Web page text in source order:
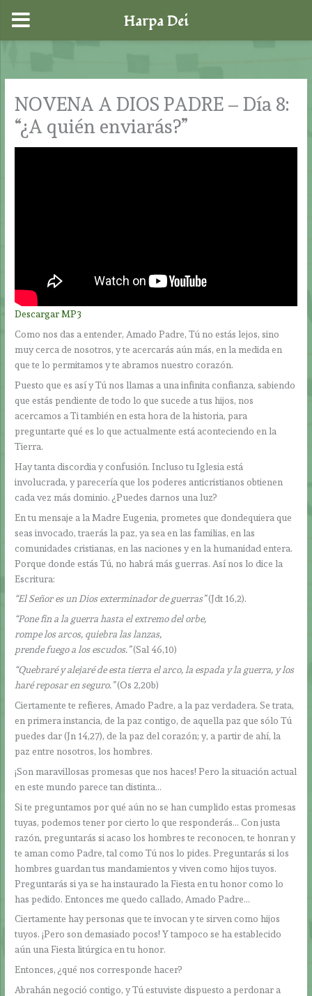
contenido
NOVENA A DIOS PADRE – Día 8:
“¿A quién enviarás?”
Descargar MP3
Como nos das a entender, Amado Padre, Tú no estás lejos, sino
muy cerca de nosotros, y te acercarás aún más, en la medida en
que te lo permitamos y te abramos nuestro corazón.
Puesto que es así y Tú nos llamas a una infinita confianza, sabiendo
que estás pendiente de todo lo que sucede a tus hijos, nos
acercamos a Ti también en esta hora de la historia, para
preguntarte qué es lo que actualmente está aconteciendo en la
Tierra.
Hay tanta discordia y confusión. Incluso tu Iglesia está
involucrada, y parecería que los poderes anticristianos obtienen
cada vez más dominio. ¿Puedes darnos una luz?
En tu mensaje a la Madre Eugenia, prometes que dondequiera que
seas invocado, traerás la paz, ya sea en las familias, en las
comunidades cristianas, en las naciones y en la humanidad entera.
Porque donde estás Tú, no habrá más guerras. Así nos lo dice la
Escritura:
“El Señor es un Dios exterminador de guerras”(Jdt 16,2).
“Pone fin a la guerra hasta el extremo del orbe,
rompe los arcos, quiebra las lanzas,
prende fuego a los escudos.”(Sal 46,10)
“Quebraré y alejaré de esta tierra el arco, la espada y la guerra, y los
haré reposar en seguro.”(Os 2,20b)
Ciertamente te refieres, Amado Padre, a la paz verdadera. Se trata,
en primera instancia, de la paz contigo, de aquella paz que sólo Tú
puedes dar (Jn 14,27), de la paz del corazón; y, a partir de ahí, la
paz entre nosotros, los hombres.
¡Son maravillosas promesas que nos haces! Pero la situación actual
en este mundo parece tan distinta…
Si te preguntamos por qué aún no se han cumplido estas promesas
tuyas, podemos tener por cierto lo que responderás… Con justa
razón, preguntarás si acaso los hombres te reconocen, te honran y
te aman como Padre, tal como Tú nos lo pides. Preguntarás si los
hombres guardan tus mandamientos y viven como hijos tuyos.
Preguntarás si ya se ha instaurado la Fiesta en tu honor como lo
has pedido. Entonces me quedo callado, Amado Padre…
Ciertamente hay personas que te invocan y te sirven como hijos
tuyos. ¡Pero son demasiado pocos! Y tampoco se ha establecido
aún una Fiesta litúrgica en tu honor.
Entonces, ¿qué nos corresponde hacer?
Abrahán negoció contigo, y Tú estuviste dispuesto a perdonar a
Harpa Dei